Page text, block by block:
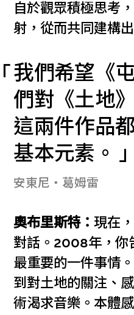
自於觀眾積極思考
射，從而共同建構
我們希望《
們對《土地
這兩件作品
基本元素。
安東尼‧葛姆雷
奧布里斯特：現在
對話。2008年，你
最重要的一件事情
到對土地的關注、
術渴求音樂。本體